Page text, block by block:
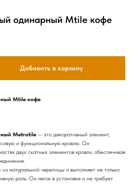
одинарный Mtile кофе
Добавить в корзину
Mtile кофе
Metrotile — это декоративный элемент,
и функциональную кровлю. Он
двух скатных элементов кровли, обеспечивая
натуральной черепицы и выполняет не только
роль. Он легок в установке и не требует